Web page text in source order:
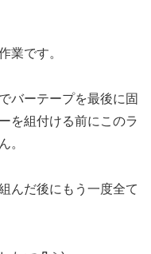
業です。
バーテープを最後に固
を組付ける前にこのラ
。
んだ後にもう一度全て